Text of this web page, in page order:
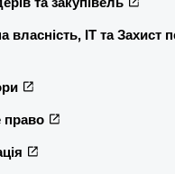
власність, ІТ та Захист
право